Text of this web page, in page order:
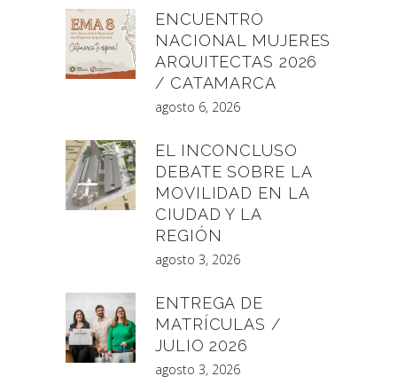
ENCUENTRO
NACIONAL MUJERES
ARQUITECTAS 2026
/ CATAMARCA
agosto 6, 2026
EL INCONCLUSO
DEBATE SOBRE LA
MOVILIDAD EN LA
CIUDAD Y LA
REGIÓN
agosto 3, 2026
ENTREGA DE
MATRÍCULAS /
JULIO 2026
agosto 3, 2026